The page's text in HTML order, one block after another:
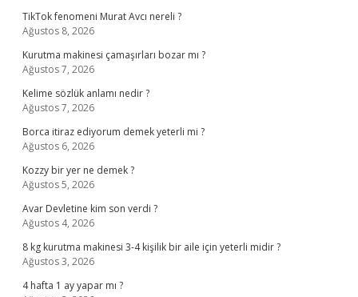
TikTok fenomeni Murat Avcı nereli ?
Ağustos 8, 2026
Kurutma makinesi çamaşırları bozar mı ?
Ağustos 7, 2026
Kelime sözlük anlamı nedir ?
Ağustos 7, 2026
Borca itiraz ediyorum demek yeterli mi ?
Ağustos 6, 2026
Kozzy bir yer ne demek ?
Ağustos 5, 2026
Avar Devletine kim son verdi ?
Ağustos 4, 2026
8 kg kurutma makinesi 3-4 kişilik bir aile için yeterli midir ?
Ağustos 3, 2026
4 hafta 1 ay yapar mı ?